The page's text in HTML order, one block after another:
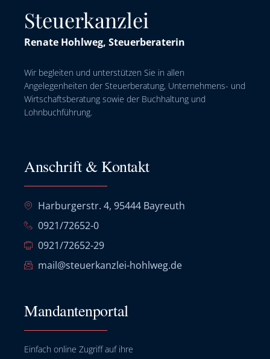
Steuerkanzlei
Renate Hohlweg, Steuerberaterin
Wir begleiten und unterstützen Sie in allen
Angelegenheiten der Steuerberatung, Unternehmens- und
Wirtschaftsberatung sowie der Buchhaltung und
Lohnbuchführung.
Anschrift & Kontakt
Harburgerstr. 4, 95444 Bayreuth
0921/72652-0
0921/72652-29
mail@steuerkanzlei-hohlweg.de
Mandantenportal
Einfach online Zugriff auf ihre